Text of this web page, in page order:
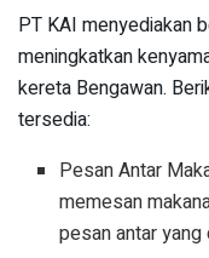
PT KAI menyediakan
meningkatkan
kereta Bengawan.
tersedia:
Pesan Antar
memesan
pesan antar